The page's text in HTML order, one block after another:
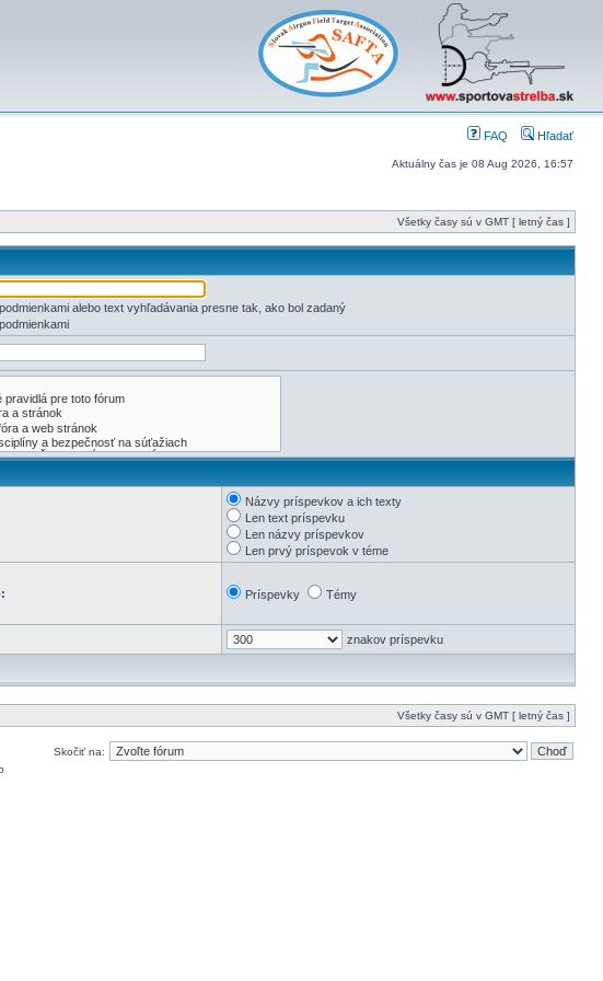
FAQ Hľadať
Aktuálny čas je 08 Aug 2026, 16:57
Všetky časy sú v GMT [ letný čas ]
alebo text vyhľadávania presne tak, ako bol zadaný
Názvy príspevkov a ich texty
Len text príspevku
Len názvy príspevkov
Len prvý príspevok v téme
Príspevky Témy
znakov príspevku
Všetky časy sú v GMT [ letný čas ]
Skočiť na: